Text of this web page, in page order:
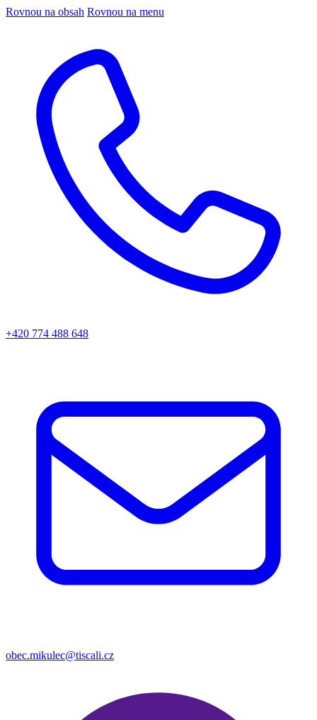
Rovnou na obsah Rovnou na menu
+420 774 488 648
obec.mikulec@tiscali.cz